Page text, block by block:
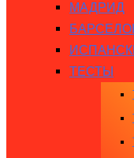
МАДРИД
ТЕСТЫ